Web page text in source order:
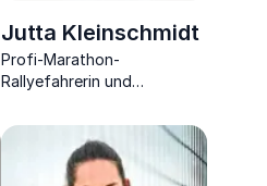
Jutta Kleinschmidt
Profi-Marathon-
Rallyefahrerin und
Dakar 2001 ermutigt dazu,
Herausforderung
anzusteuern.